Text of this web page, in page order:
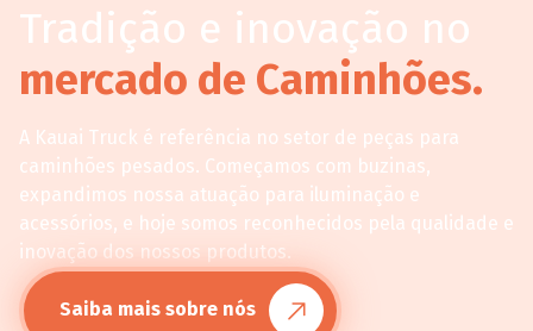
Tradição e inovação no
mercado de Caminhões.
A Kauai Truck é referência no setor de peças para
caminhões pesados. Começamos com buzinas,
expandimos nossa atuação para iluminação e
acessórios, e hoje somos reconhecidos pela qualidade e
inovação dos nossos produtos.
Saiba mais sobre nós